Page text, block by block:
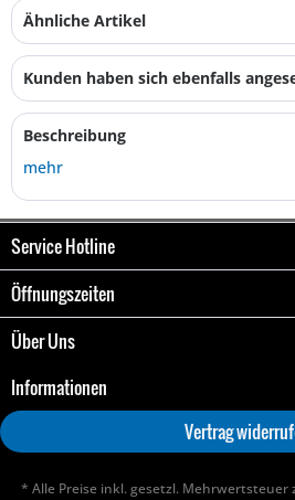
Ähnliche Artikel
Kunden haben sich ebenfalls
Beschreibung
mehr
Service Hotline
Öffnungszeiten
Über Uns
Informationen
Vertrag
* Alle Preise inkl. gesetzl. Mehrwertsteuer